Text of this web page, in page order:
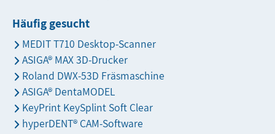
Häufig gesucht
MEDIT T710 Desktop-Scanner
ASIGA® MAX 3D-Drucker
Roland DWX-53D Fräsmaschine
ASIGA® DentaMODEL
KeyPrint KeySplint Soft Clear
hyperDENT® CAM-Software